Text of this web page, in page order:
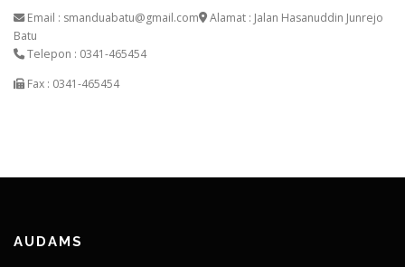
Email : smanduabatu@gmail.com
Alamat : Jalan Hasanuddin Junrejo
Batu
Telepon : 0341-465454
Fax : 0341-465454
AUDAMS